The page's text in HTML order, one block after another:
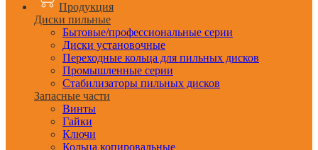
Продукция
Диски пильные
Бытовые/профессиональные серии
Диски установочные
Переходные кольца для пильных дисков
Промышленные серии
Стабилизаторы пильных дисков
Запасные части
Винты
Гайки
Ключи
Кольца копировальные